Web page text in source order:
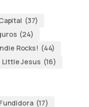
(37)
(24)
Rocks! (44)
Little Jesus (16)
(17)